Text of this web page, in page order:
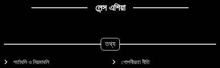
লেন্স এশিয়া
তথ্য
শর্তাবলি ও নিয়মাবলি গোপনীয়তা নীতি